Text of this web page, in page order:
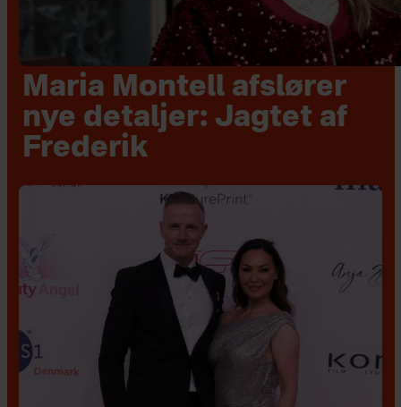
Maria Montell afslører
nye detaljer: Jagtet af
Frederik